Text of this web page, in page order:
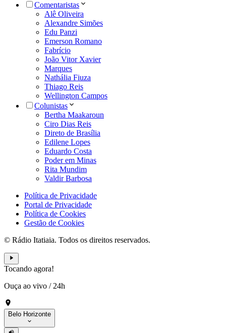
Comentaristas
Alê Oliveira
Alexandre Simões
Edu Panzi
Emerson Romano
Fabrício
João Vitor Xavier
Marques
Nathália Fiuza
Thiago Reis
Wellington Campos
Colunistas
Bertha Maakaroun
Ciro Dias Reis
Direto de Brasília
Edilene Lopes
Eduardo Costa
Poder em Minas
Rita Mundim
Valdir Barbosa
Política de Privacidade
Portal de Privacidade
Política de Cookies
Gestão de Cookies
© Rádio Itatiaia. Todos os direitos reservados.
Tocando agora!
Ouça ao vivo / 24h
Belo Horizonte